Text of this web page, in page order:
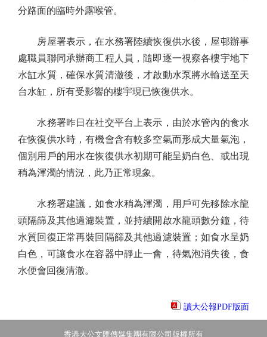
分路面的臨時外露喉管。
房屋署表示，在水務署陸續恢復供水後，屋邨辦事
處職員聯同承辦商工程人員，隨即逐一視察各樓宇地下
水缸水質，確保水質清澈後，才啟動水泵將水輸送至天
台水缸，所有受影響的樓宇現已恢復供水。
水務署昨日在社交平台上表示，由於水管內的食水
在恢復供水時，有機會含有較多空氣而形成大量氣泡，
個別用戶的用水在恢復供水初期可能呈奶白色、或出現
稍為渾濁的情況，此乃正常現象。
水務署建議，如食水稍為渾濁，用戶可先移除水龍
頭隔篩及其他過濾裝置，並持續開啟水龍頭數分鐘，待
水質回復正常再裝回隔篩及其他過濾裝置；如食水呈奶
白色，可讓食水在容器中靜止一會，待氣泡消失後，食
水便會回復清澈。
讀大公報PDF版面
香港大公文匯傳媒集團有限公司版權所有